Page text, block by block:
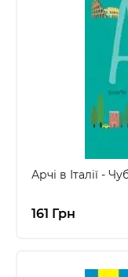
Арчі в Італії -
161 Грн